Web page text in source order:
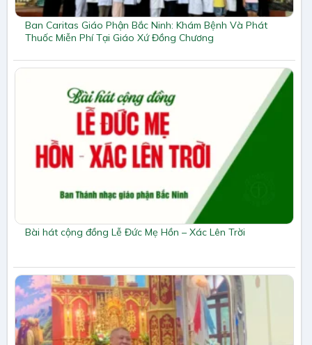
Ban Caritas Giáo Phận Bắc Ninh: Khám Bệnh Và Phát
Thuốc Miễn Phí Tại Giáo Xứ Đồng Chương
Bài hát cộng đồng Lễ Đức Mẹ Hồn – Xác Lên Trời